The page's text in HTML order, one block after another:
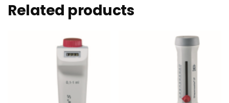
Related products